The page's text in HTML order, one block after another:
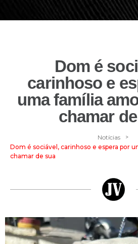
Dom é
carinhoso e
uma família
chamar
Notícias >
Dom é sociável, carinhoso e espera por
chamar de sua